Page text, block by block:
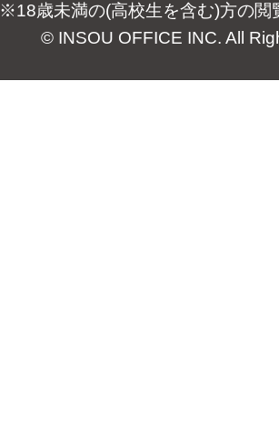
※18歳未満の(高校生を含む)方の閲
© INSOU OFFICE INC. All